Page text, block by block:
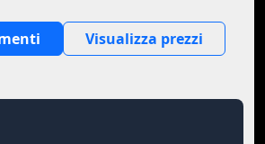
Visualizza prezzi